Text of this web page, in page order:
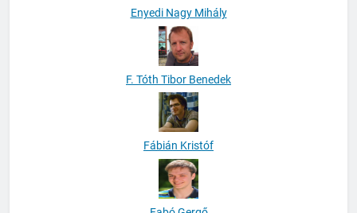
Enyedi Nagy Mihály
F. Tóth Tibor Benedek
Fábián Kristóf